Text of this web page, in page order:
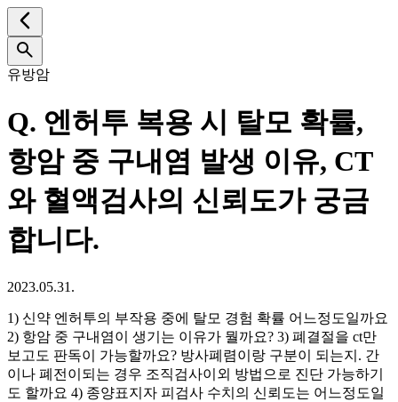
유방암
Q. 엔허투 복용 시 탈모 확률,
항암 중 구내염 발생 이유, CT
와 혈액검사의 신뢰도가 궁금
합니다.
2023.05.31.
1) 신약 엔허투의 부작용 중에 탈모 경험 확률 어느정도일까요
2) 항암 중 구내염이 생기는 이유가 뭘까요? 3) 폐결절을 ct만
보고도 판독이 가능할까요? 방사폐렴이랑 구분이 되는지. 간
이나 폐전이되는 경우 조직검사이외 방법으로 진단 가능하기
도 할까요 4) 종양표지자 피검사 수치의 신뢰도는 어느정도일